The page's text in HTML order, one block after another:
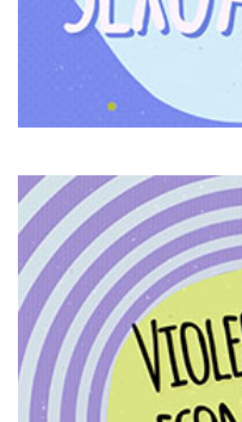
Trastorno por Déficit de
Atención e Hiperactividad
Trastornos de la
(TCA)
Adicciones
Prevención de Suicidio
Trastorno Bipolar (TBP)
Reconocimiento de la
violencia